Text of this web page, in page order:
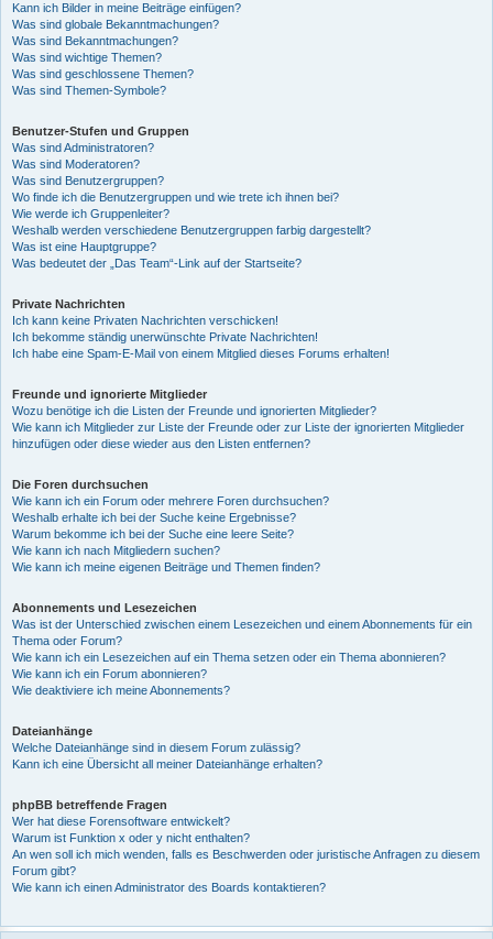
Kann ich Bilder in meine Beiträge einfügen?
Was sind globale Bekanntmachungen?
Was sind Bekanntmachungen?
Was sind wichtige Themen?
Was sind geschlossene Themen?
Was sind Themen-Symbole?
Benutzer-Stufen und Gruppen
Was sind Administratoren?
Was sind Moderatoren?
Was sind Benutzergruppen?
Wo finde ich die Benutzergruppen und wie trete ich ihnen bei?
Wie werde ich Gruppenleiter?
Weshalb werden verschiedene Benutzergruppen farbig dargestellt?
Was ist eine Hauptgruppe?
Was bedeutet der „Das Team“-Link auf der Startseite?
Private Nachrichten
Ich kann keine Privaten Nachrichten verschicken!
Ich bekomme ständig unerwünschte Private Nachrichten!
Ich habe eine Spam-E-Mail von einem Mitglied dieses Forums erhalten!
Freunde und ignorierte Mitglieder
Wozu benötige ich die Listen der Freunde und ignorierten Mitglieder?
Wie kann ich Mitglieder zur Liste der Freunde oder zur Liste der ignorierten Mitglieder
hinzufügen oder diese wieder aus den Listen entfernen?
Die Foren durchsuchen
Wie kann ich ein Forum oder mehrere Foren durchsuchen?
Weshalb erhalte ich bei der Suche keine Ergebnisse?
Warum bekomme ich bei der Suche eine leere Seite?
Wie kann ich nach Mitgliedern suchen?
Wie kann ich meine eigenen Beiträge und Themen finden?
Abonnements und Lesezeichen
Was ist der Unterschied zwischen einem Lesezeichen und einem Abonnements für ein
Thema oder Forum?
Wie kann ich ein Lesezeichen auf ein Thema setzen oder ein Thema abonnieren?
Wie kann ich ein Forum abonnieren?
Wie deaktiviere ich meine Abonnements?
Dateianhänge
Welche Dateianhänge sind in diesem Forum zulässig?
Kann ich eine Übersicht all meiner Dateianhänge erhalten?
phpBB betreffende Fragen
Wer hat diese Forensoftware entwickelt?
Warum ist Funktion x oder y nicht enthalten?
An wen soll ich mich wenden, falls es Beschwerden oder juristische Anfragen zu diesem
Forum gibt?
Wie kann ich einen Administrator des Boards kontaktieren?